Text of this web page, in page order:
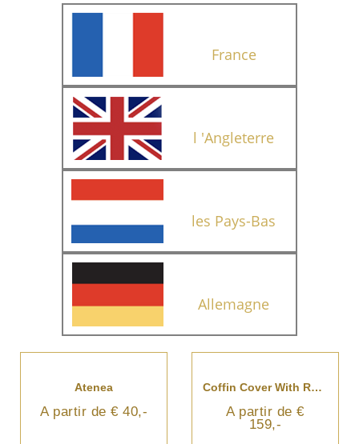
France
l 'Angleterre
les Pays-Bas
Allemagne
Atenea
A partir de € 40,-
Coffin Cover With Red Roses
A partir de €
159,-